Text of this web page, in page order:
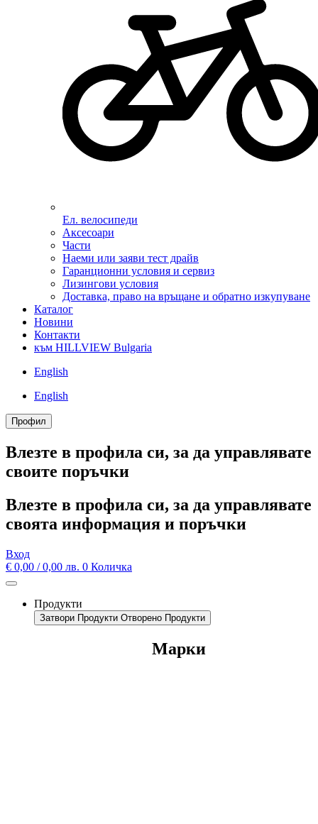
Ел. велосипеди
Аксесоари
Части
Наеми или заяви тест драйв
Гаранционни условия и сервиз
Лизингови условия
Доставка, право на връщане и обратно изкупуване
Каталог
Новини
Контакти
към HILLVIEW Bulgaria
English
English
Профил
Влезте в профила си, за да управлявате
своитe поръчки
Влезте в профила си, за да управлявате
своята информация и поръчки
Вход
€ 0,00 / 0,00 лв. 0 Количка
Продукти
Затвори Продукти Отворено Продукти
Марки